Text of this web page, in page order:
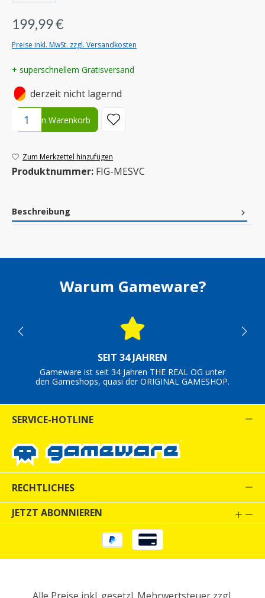
199,99 €
Preise inkl. MwSt. zzgl. Versandkosten
+ superschnellem Gratisversand
• derzeit nicht lagernd
Produkt Anzahl: Gib den gewünschten Wert ein oder benutze
In den Warenkorb
Zum Merkzettel hinzufügen
Produktnummer: FIG-MESVC
Beschreibung
Warum Gameware?
SEIT 34 JAHREN
Gameware ist seit 34 Jahren THE REAL OG unter
den Gameshops, quasi der ORIGINAL GAMESHOP.
SERVICE-HOTLINE
RECHTLICHES
JETZT ABONNIEREN